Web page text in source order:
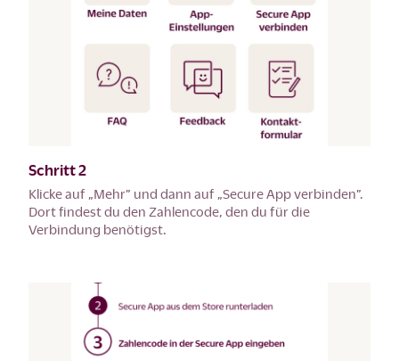
Schritt 2
Klicke auf „Mehr” und dann auf „Secure App verbinden”.
Dort findest du den Zahlencode, den du für die
Verbindung benötigst.